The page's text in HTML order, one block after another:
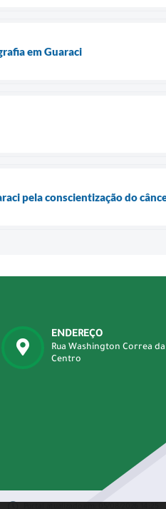
em Guaraci
pela conscientização do
ENDEREÇO
Rua Washington Correa da
Centro